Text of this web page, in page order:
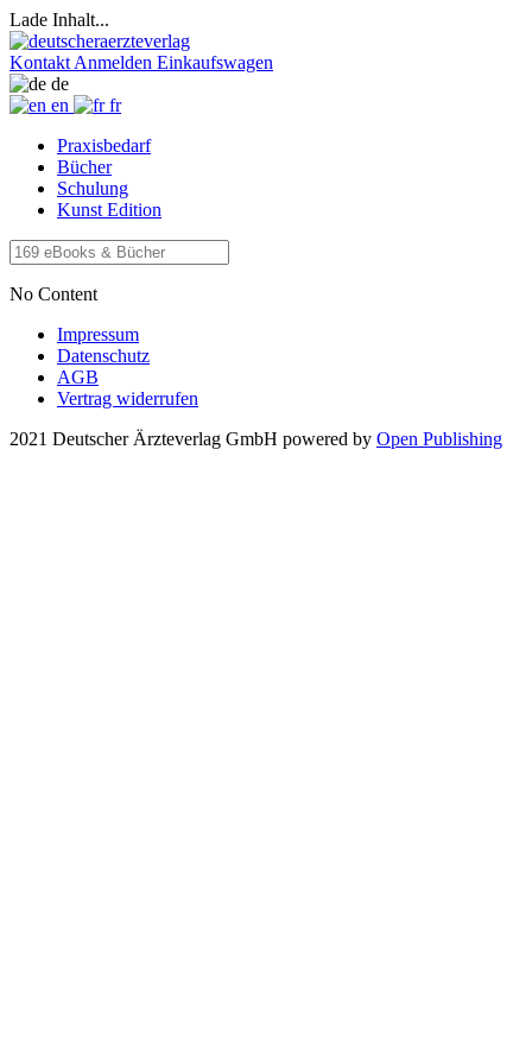
Lade Inhalt...
Kontakt Anmelden Einkaufswagen
de
en
fr
Praxisbedarf
Bücher
Schulung
Kunst Edition
No Content
Impressum
Datenschutz
AGB
Vertrag widerrufen
2021 Deutscher Ärzteverlag GmbH powered by Open Publishing